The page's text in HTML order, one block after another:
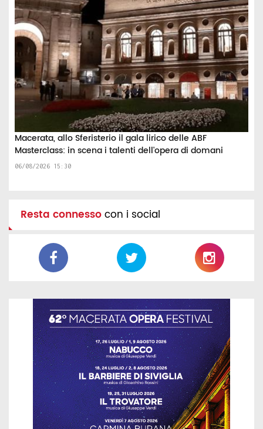
Macerata, allo Sferisterio il gala lirico delle ABF
Masterclass: in scena i talenti dell'opera di domani
06/08/2026 15:30
Resta connessocon i social